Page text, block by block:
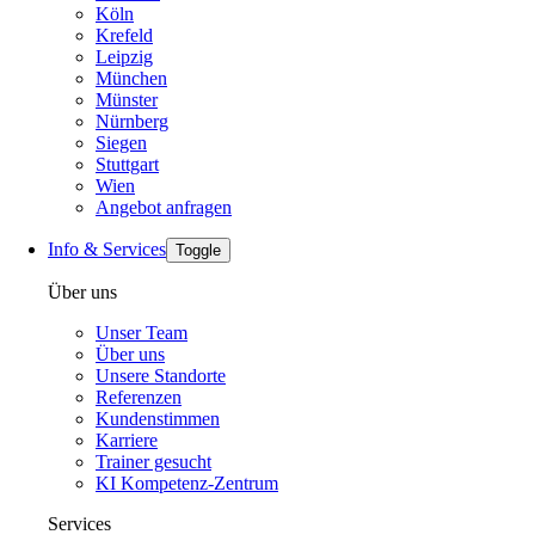
Köln
Krefeld
Leipzig
München
Münster
Nürnberg
Siegen
Stuttgart
Wien
Angebot anfragen
Info & Services Toggle
Über uns
Unser Team
Über uns
Unsere Standorte
Referenzen
Kundenstimmen
Karriere
Trainer gesucht
KI Kompetenz-Zentrum
Services